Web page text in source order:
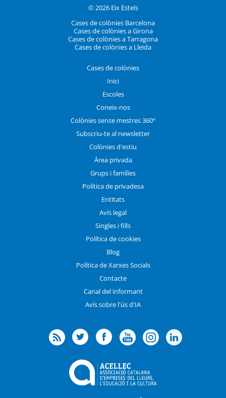
© 2026 Eix Estels
Cases de colònies Barcelona
Cases de colònies a Girona
Cases de colònies a Tarragona
Cases de colònies a Lleida
Cases de colònies
Inici
Escoles
Coneix-nos
Colònies sense mestres 360º
Subscriu-te al newsletter
Colònies d'estiu
Àrea privada
Grups i famílies
Política de privadesa
Entitats
Avís legal
Singles i fills
Política de cookies
Blog
Política de Xarxes Socials
Contacte
Canal del informant
Avís sobre l'ús d'IA